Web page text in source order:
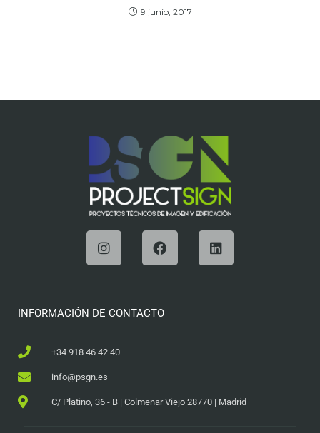
9 junio, 2017
INFORMACIÓN DE CONTACTO
+34 918 46 42 40
info@psgn.es
C/ Platino, 36 - B | Colmenar Viejo 28770 | Madrid